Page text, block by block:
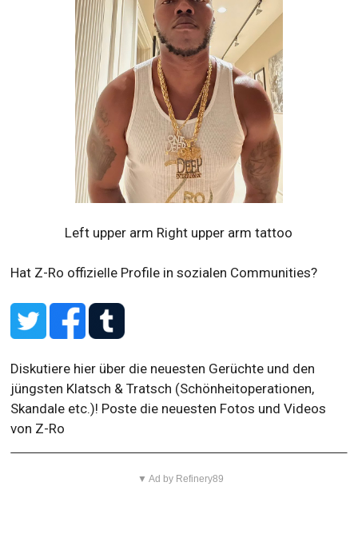
Left upper arm Right upper arm tattoo
Hat Z-Ro offizielle Profile in sozialen Communities?
Diskutiere hier über die neuesten Gerüchte und den
jüngsten Klatsch & Tratsch (Schönheitoperationen,
Skandale etc.)! Poste die neuesten Fotos und Videos
von Z-Ro
▼ Ad by Refinery89